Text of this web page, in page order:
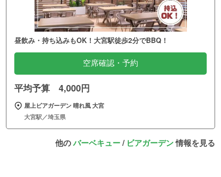
昼飲み・持ち込みもOK！大宮駅徒歩2分でBBQ！
空席確認・予約
平均予算 4,000円
屋上ビアガーデン 晴れ風 大宮
大宮駅／埼玉県
他のバーベキュー/ ビアガーデン情報を見る